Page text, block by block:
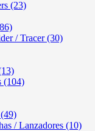
(23)
/ Tracer (30)
(104)
/ Lanzadores (10)